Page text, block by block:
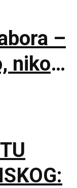
–
niko